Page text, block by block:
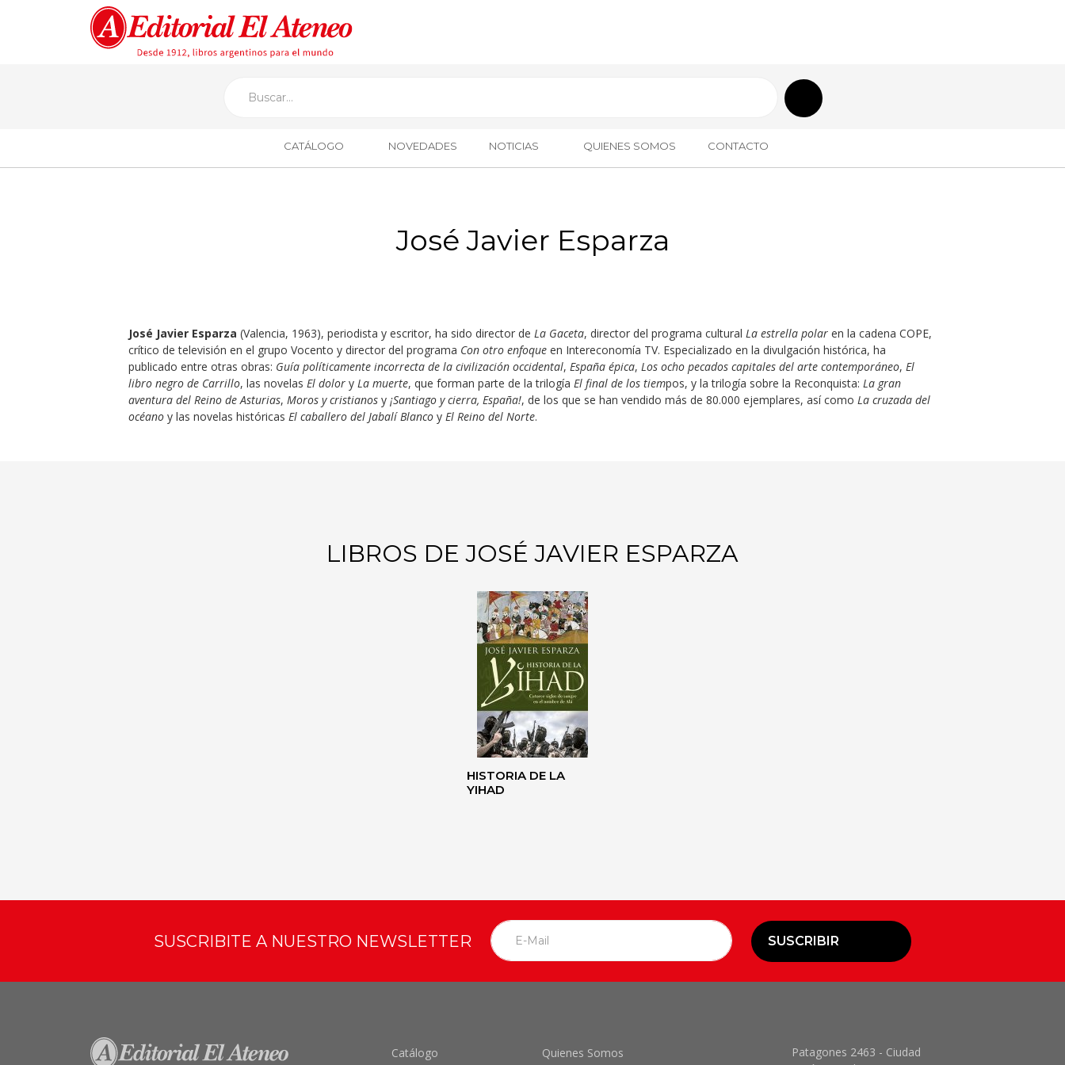
CATÁLOGO NOVEDADES NOTICIAS QUIENES SOMOS CONTACTO
José Javier Esparza
José Javier Esparza (Valencia, 1963), periodista y escritor, ha sido director de La Gaceta, director del programa cultural La estrella polaren la cadena COPE,
crítico de televisión en el grupo Vocento y director del programa Con otro enfoqueen Intereconomía TV. Especializado en la divulgación histórica, ha
publicado entre otras obras: Guía políticamente incorrecta de la civilización occidental, España épica, Los ocho pecados capitales del arte contemporáneo, El
libro negro de Carrillo, las novelas El dolory La muerte, que forman parte de la trilogía El final de los tiempos, y la trilogía sobre la Reconquista: La gran
aventura del Reino de Asturias, Moros y cristianosy¡Santiago y cierra, España!, de los que se han vendido más de 80.000 ejemplares, así como La cruzada del
océanoy las novelas históricas El caballero del Jabalí Blancoy El Reino del Norte.
LIBROS DE JOSÉ JAVIER ESPARZA
HISTORIA DE LA
YIHAD
SUSCRIBITE A NUESTRO NEWSLETTER SUSCRIBIR
Catálogo
Quienes Somos
Patagones 2463 - Ciudad